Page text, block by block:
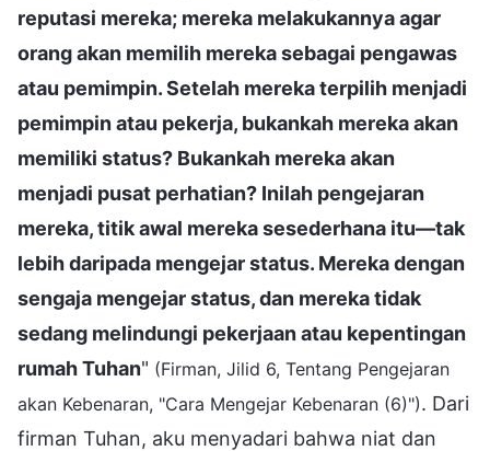
reputasi mereka; mereka melakukannya agar
orang akan memilih mereka sebagai pengawas
atau pemimpin. Setelah mereka terpilih menjadi
pemimpin atau pekerja, bukankah mereka akan
memiliki status? Bukankah mereka akan
menjadi pusat perhatian? Inilah pengejaran
mereka, titik awal mereka sesederhana itu—tak
lebih daripada mengejar status. Mereka dengan
sengaja mengejar status, dan mereka tidak
sedang melindungi pekerjaan atau kepentingan
rumah Tuhan" (Firman, Jilid 6, Tentang Pengejaran
akan Kebenaran, "Cara Mengejar Kebenaran (6)"). Dari
firman Tuhan, aku menyadari bahwa niat dan